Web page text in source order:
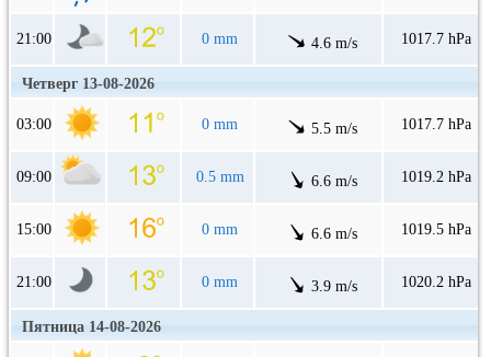
21:00 0 mm 4.6 m/s 1017.7 hPa
Четверг 13-08-2026
03:00 0 mm 5.5 m/s 1017.7 hPa
09:00 0.5 mm 6.6 m/s 1019.2 hPa
15:00 0 mm 6.6 m/s 1019.5 hPa
21:00 0 mm 3.9 m/s 1020.2 hPa
Пятница 14-08-2026